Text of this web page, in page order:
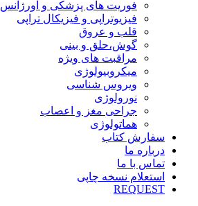
فوریت های پزشکی و اورژانس
فیزیوتراپی و فیزیکال تراپی
قلب و عروق
گوش،حلق و بینی
مراقبت های ویژه
میکروبیولوژی
ویروس شناسی
نورولوژی
جراحی مغز و اعصاب
هماتولوژی
سفارش کتاب
درباره ما
تماس با ما
استعلام نسخه چاپی
REQUEST